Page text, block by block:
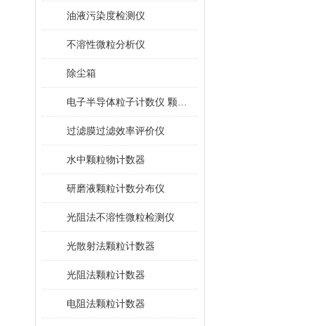
油液污染度检测仪
不溶性微粒分析仪
除尘箱
过滤膜过滤效率评价仪
水中颗粒物计数器
研磨液颗粒计数分布仪
光阻法不溶性微粒检测仪
光散射法颗粒计数器
光阻法颗粒计数器
电阻法颗粒计数器